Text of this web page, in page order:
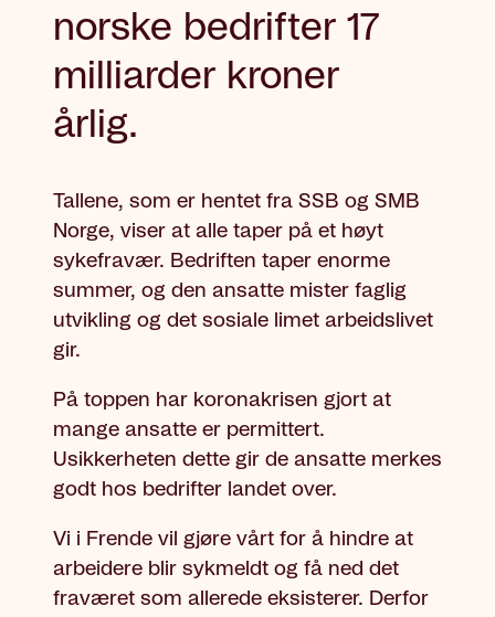
norske bedrifter 17
milliarder kroner
årlig.
Tallene, som er hentet fra SSB og SMB
Norge, viser at alle taper på et høyt
sykefravær. Bedriften taper enorme
summer, og den ansatte mister faglig
utvikling og det sosiale limet arbeidslivet
gir.
På toppen har koronakrisen gjort at
mange ansatte er permittert.
Usikkerheten dette gir de ansatte merkes
godt hos bedrifter landet over.
Vi i Frende vil gjøre vårt for å hindre at
arbeidere blir sykmeldt og få ned det
fraværet som allerede eksisterer. Derfor